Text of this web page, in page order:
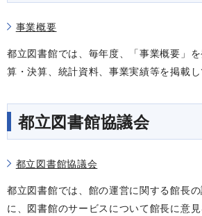
事業概要
都立図書館では、毎年度、「事業概要」
算・決算、統計資料、事業実績等を掲載し
都立図書館協議会
都立図書館協議会
都立図書館では、館の運営に関する館長
に、図書館のサービスについて館長に意見